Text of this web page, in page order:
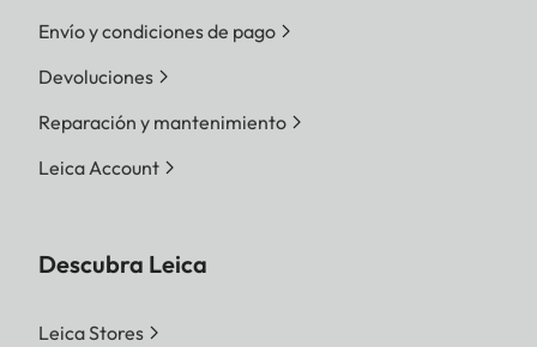
Envío y condiciones de pago
Devoluciones
Reparación y mantenimiento
Leica Account
Descubra Leica
Leica Stores